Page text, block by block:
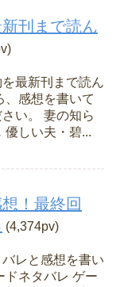
刊まで読ん
最新刊まで読ん
、感想を書いて
い。 妻の知ら
優しい夫・碧...
！最終回
(4,374pv)
レと感想を書い
ドネタバレ ゲー